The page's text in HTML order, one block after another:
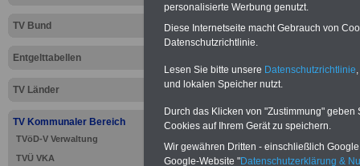
TV Bund
Entgelttabellen
TV Länder
TV Kommunaler Bereich
TVöD-V Verwaltung
TVÜ VKA
personalisierte Werbung genutzt.
Diese Internetseite macht Gebrauch von
Datenschutzrichtlinie.
Lesen Sie bitte unsere Datenschutzrichtlinie
und lokalen Speicher nutzt.
Durch das Klicken von "Zustimmung"
Cookies auf Ihrem Gerät zu speichern.
Wir gewähren Dritten - einschließlich
Google-Website "Datenschutzerklärung &